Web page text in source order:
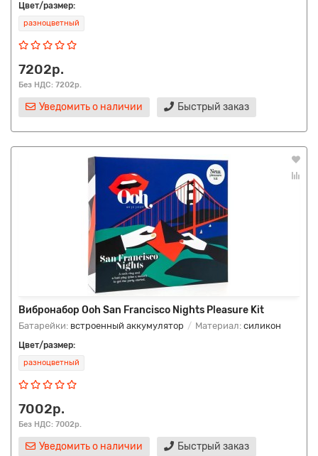
Цвет/размер:
разноцветный
7202р.
Без НДС: 7202р.
Уведомить о наличии Быстрый заказ
Вибронабор Ooh San Francisco Nights Pleasure Kit
Батарейки: встроенный аккумулятор Материал: силикон
Цвет/размер:
разноцветный
7002р.
Без НДС: 7002р.
Уведомить о наличии Быстрый заказ